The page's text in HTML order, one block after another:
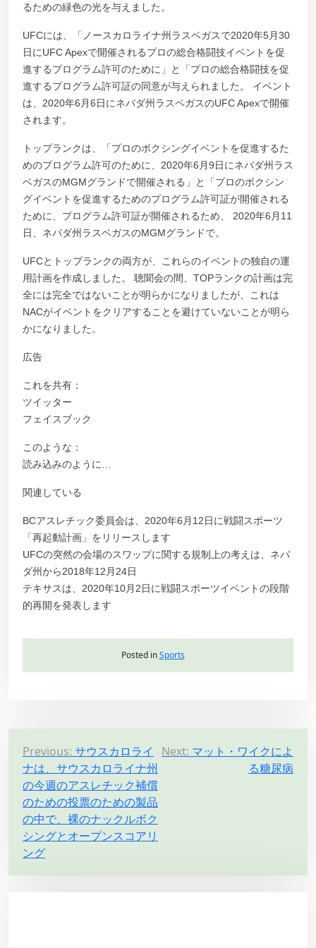
るための緑色の光を与えました。
UFCには、「ノースカロライナ州ラスベガスで2020年5月30
日にUFC Apexで開催されるプロの総合格闘技イベントを促
進するプログラム許可のために」と「プロの総合格闘技を促
進するプログラム許可証の同意が与えられました。 イベント
は、2020年6月6日にネバダ州ラスベガスのUFC Apexで開催
されます。
トップランクは、「プロのボクシングイベントを促進するた
めのプログラム許可のために、2020年6月9日にネバダ州ラス
ベガスのMGMグランドで開催される」と「プロのボクシン
グイベントを促進するためのプログラム許可証が開催される
ために、プログラム許可証が開催されるため、 2020年6月11
日、ネバダ州ラスベガスのMGMグランドで。
UFCとトップランクの両方が、これらのイベントの独自の運
用計画を作成しました。 聴聞会の間、TOPランクの計画は完
全には完全ではないことが明らかになりましたが、これは
NACがイベントをクリアすることを避けていないことが明ら
かになりました。
広告
これを共有：
ツイッター
フェイスブック
このような：
読み込みのように…
関連している
BCアスレチック委員会は、2020年6月12日に戦闘スポーツ
「再起動計画」をリリースします
UFCの突然の会場のスワップに関する規制上の考えは、ネバ
ダ州から2018年12月24日
テキサスは、2020年10月2日に戦闘スポーツイベントの段階
的再開を発表します
Posted inSports
P
o
s
t
n
a
v
Previous: サウスカロライ
ナは、サウスカロライナ州
の今週のアスレチック補償
のための投票のための製品
の中で、裸のナックルボク
シングとオープンスコアリ
ング
Next: マット・ワイクによ
る糖尿病